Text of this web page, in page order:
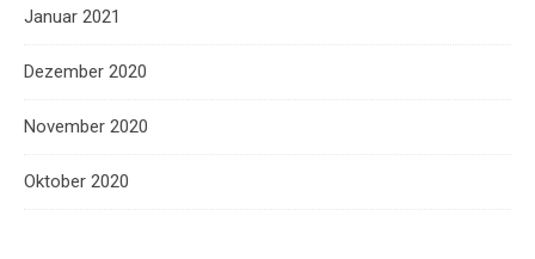
Januar 2021
Dezember 2020
November 2020
Oktober 2020